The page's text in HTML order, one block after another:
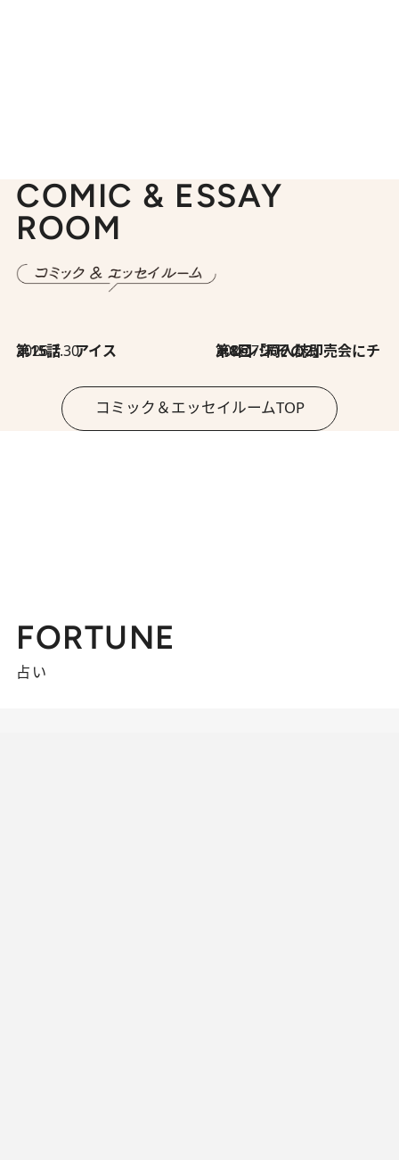
COMIC & ESSAY
ROOM
2026.7.30
第15話 アイス 2026.7.30
第8回「同人誌即売会にチャレンジ その2」
コミック＆エッセイルームTOP
FORTUNE
占い